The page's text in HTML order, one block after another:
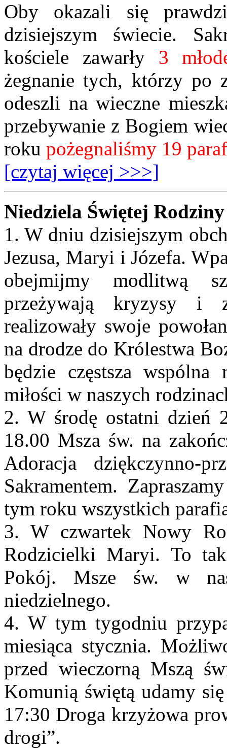
Oby okazali się
dzisiejszym świecie.
kościele zawarły 3
żegnanie tych, którzy po
odeszli na wieczne
przebywanie z Bogiem
roku pożegnaliśmy 19
[czytaj więcej >>>]
Niedziela Świętej
1. W dniu dzisiejszym
Jezusa, Maryi i Józefa.
obejmijmy modlitwą
przeżywają kryzysy i
realizowały swoje
na drodze do Królestwa
będzie częstsza
miłości w naszych
2. W środę ostatni dzień
18.00 Msza św. na
Adoracja dziękczynno-
Sakramentem.
tym roku wszystkich
3. W czwartek Nowy
Rodzicielki Maryi. To
Pokój. Msze św. w
niedzielnego.
4. W tym tygodniu
miesiąca stycznia.
przed wieczorną Mszą
Komunią świętą udamy
17:30 Droga krzyżowa
drogi”.